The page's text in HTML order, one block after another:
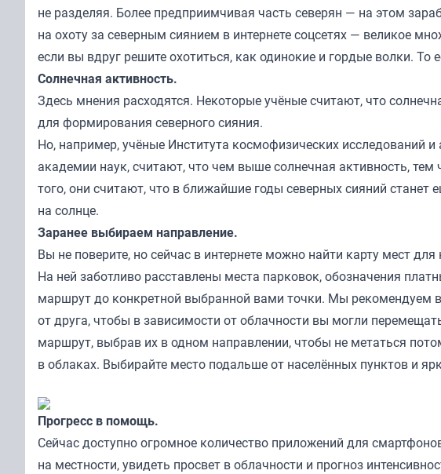
не разделяя. Более предприимчивая часть северян — на этом
на охоту за северным сиянием в интернете соцсетях — великое
если вы вдруг решите охотиться, как одинокие и гордые волки. То
Солнечная активность.
Здесь мнения расходятся. Некоторые учёные считают, что
для формирования северного сияния.
Но, например, учёные Института космофизических исследований
академии наук, считают, что чем выше солнечная активность, тем
того, они считают, что в ближайшие годы северных сияний
на солнце.
Заранее выбираем направление.
Вы не поверите, но сейчас в интернете можно найти карту мест
На ней заботливо расставлены места парковок, обозначения
маршрут до конкретной выбранной вами точки. Мы рекомендуем
от друга, чтобы в зависимости от облачности вы могли
маршрут, выбрав их в одном направлении, чтобы не метаться
в облаках. Выбирайте место подальше от населённых пунктов и
Прогресс в помощь.
Сейчас доступно огромное количество приложений для
на местности, увидеть просвет в облачности и прогноз